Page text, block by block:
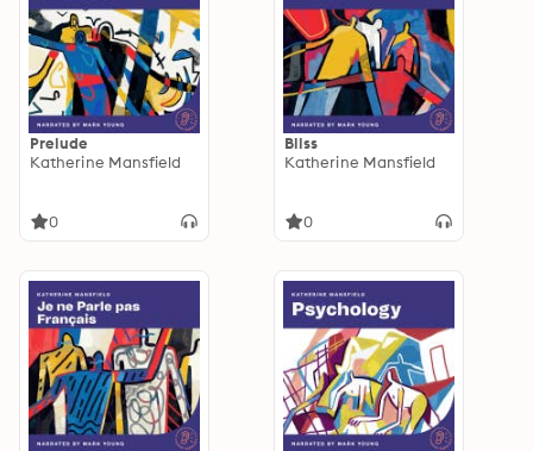
Prelude
Katherine Mansfield
0
Bliss
Katherine Mansfield
0